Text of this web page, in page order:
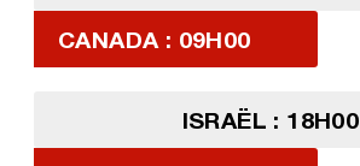
CANADA : 09H00
ISRAËL : 18H00